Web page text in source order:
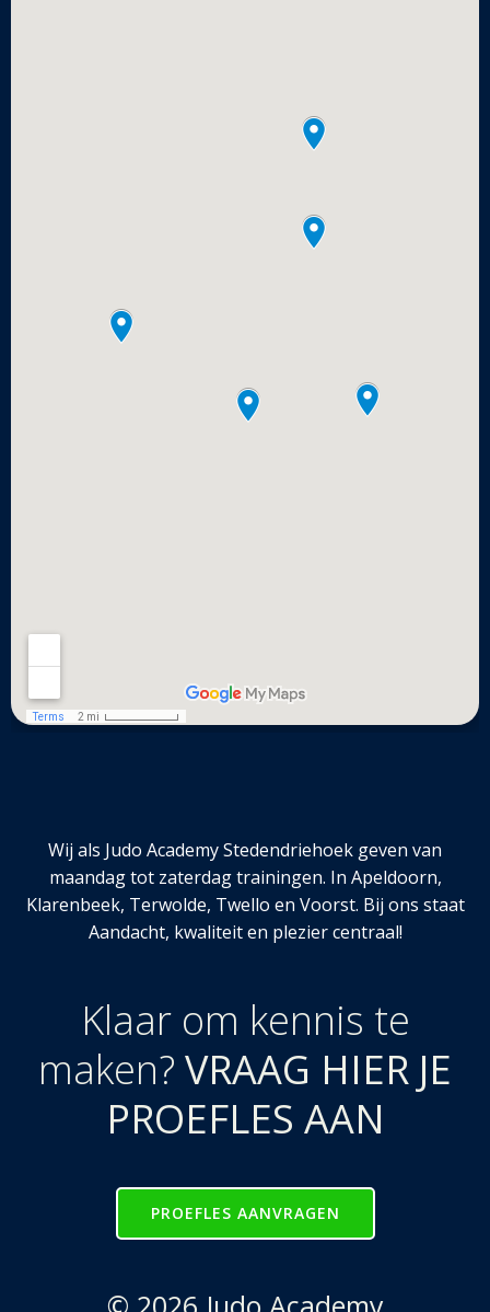
Wij als Judo Academy Stedendriehoek geven van
maandag tot zaterdag trainingen. In Apeldoorn,
Klarenbeek, Terwolde, Twello en Voorst. Bij ons staat
Aandacht, kwaliteit en plezier centraal!
Klaar om kennis te
maken? VRAAG HIER JE
PROEFLES AAN
PROEFLES AANVRAGEN